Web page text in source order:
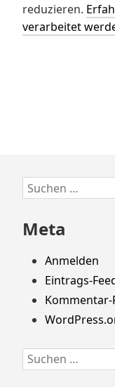
reduzieren.
verarbeitet
Zum
Footer
springen
Suchen
nach:
Meta
Anmelden
Eintrags-
Kommentar-
Suchen
nach: